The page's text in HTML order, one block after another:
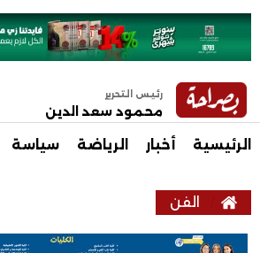
رئيس التحرير
محمود سعد الدين
الرئيسية أخبار الرياضة سياسة
الفن